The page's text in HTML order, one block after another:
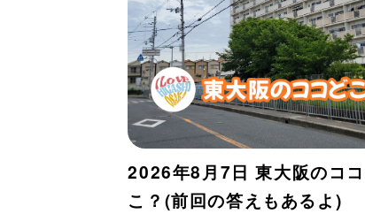
2026年8月7日 東大阪のコ
こ？(前回の答えもあるよ)